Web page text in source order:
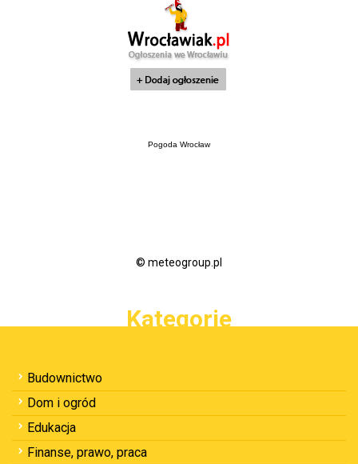
Pogoda Wrocław
© meteogroup.pl
Kategorie
Budownictwo
Dom i ogród
Edukacja
Finanse, prawo, praca